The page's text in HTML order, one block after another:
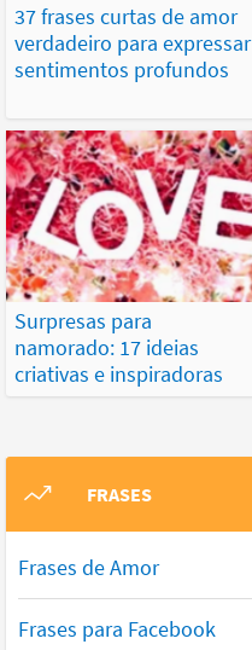
37 frases curtas de amor
verdadeiro para expressar
sentimentos profundos
Surpresas para
namorado: 17 ideias
criativas e inspiradoras
FRASES
Frases de Amor
Frases para Facebook